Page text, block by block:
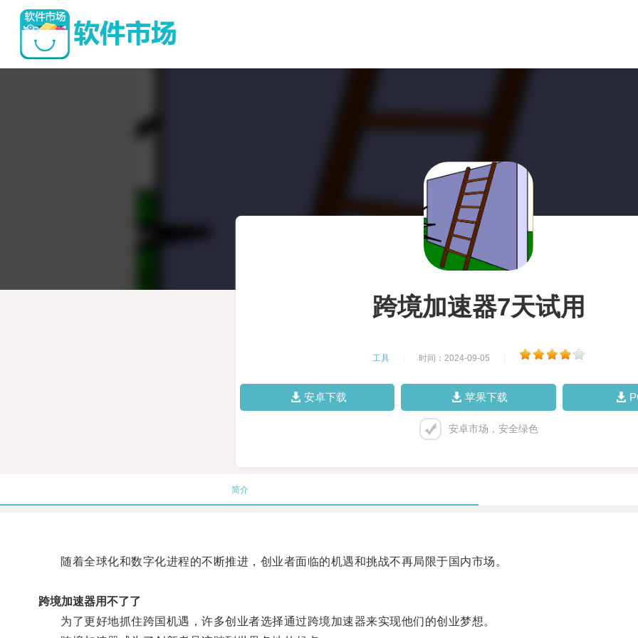
跨境加速器7天试用
工具 时间：2024-09-05
安卓下载 苹果下载
安卓市场，安全绿色
简介
随着全球化和数字化进程的不断推进，创业者面临的机遇和挑战不再局限于国内市场。
跨境加速器用不了了
为了更好地抓住跨国机遇，许多创业者选择通过跨境加速器来实现他们的创业梦想。